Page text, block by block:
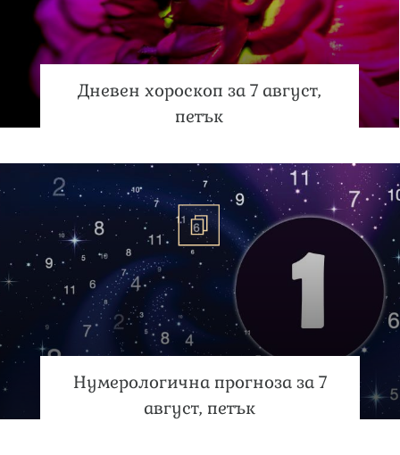
Дневен хороскоп за 7 август,
петък
Нумерологична прогноза за 7
август, петък